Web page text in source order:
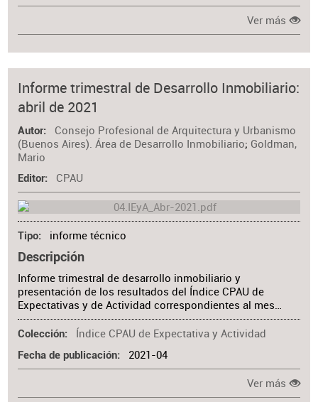
Ver más
Informe trimestral de Desarrollo Inmobiliario:
abril de 2021
Autor
Consejo Profesional de Arquitectura y Urbanismo
(Buenos Aires). Área de Desarrollo Inmobiliario; Goldman,
Mario
Editor CPAU
Tipo informe técnico
Descripción
Informe trimestral de desarrollo inmobiliario y
presentación de los resultados del Índice CPAU de
Expectativas y de Actividad correspondientes al mes…
Colección Índice CPAU de Expectativa y Actividad
Fecha de publicación 2021-04
Ver más